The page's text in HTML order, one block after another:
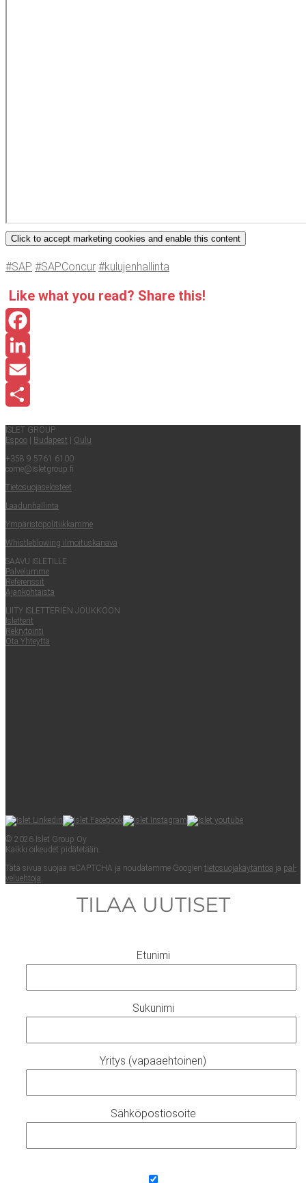
Click to accept marketing cookies and enable this content
#SAP #SAPConcur #kulu­jen­hal­lin­ta
Like what you read? Sha­re this!
Facebook
LinkedIn
Email
ISLET GROUP
Espoo
Buda­pest
Oulu
+358 9 5761 6100
come@​isletgroup.​fi
Tie­to­suo­ja­se­los­teet
Laa­dun­hal­lin­ta
Ympä­ris­tö­po­li­tiik­kam­me
Whist­le­blowing ilmoituskanava
SAA­VU ISLETILLE
Pal­ve­lum­me
Refe­rens­sit
Ajan­koh­tais­ta
LII­TY ISLET­TE­RIEN JOUKKOON
Islet­te­rit
Rek­ry­toin­ti
Ota Yhteyt­tä
© 2026 Islet Group Oy
Kaik­ki oikeu­det pidätetään.
Tätä sivua suo­jaa reCAPTC­HA ja nou­da­tam­me Googlen tie­to­suo­ja­käy­tän­töä ja pal­
ve­lueh­to­ja.
TILAA UUTISET
Etunimi
Sukunimi
Yritys (vapaaehtoinen)
Sähköpostiosoite